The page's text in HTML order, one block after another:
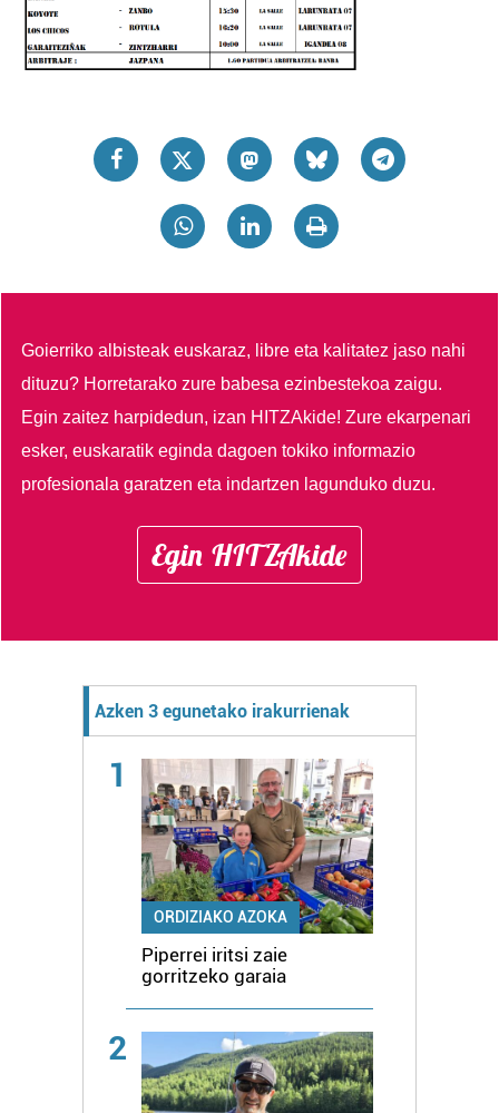
Goierriko albisteak euskaraz, libre eta kalitatez jaso nahi
dituzu? Horretarako zure babesa ezinbestekoa zaigu.
Egin zaitez harpidedun, izan HITZAkide!Zure ekarpenari
esker, euskaratik eginda dagoen tokiko informazio
profesionala garatzen eta indartzen lagunduko duzu.
Egin HITZAkide
Azken 3 egunetako irakurrienak
1
ORDIZIAKO AZOKA
Piperrei iritsi zaie
gorritzeko garaia
2